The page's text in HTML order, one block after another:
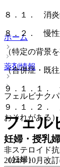
８．１． 消炎
８．２． 慢性
（特定の背景
（合併症・既
９．１．１．
９．１．２．
おそれがある
妊婦・授乳婦
（妊婦）
ホーム
薬剤情報
フェルビナク
フェル
非ステロイド
2024年10月改